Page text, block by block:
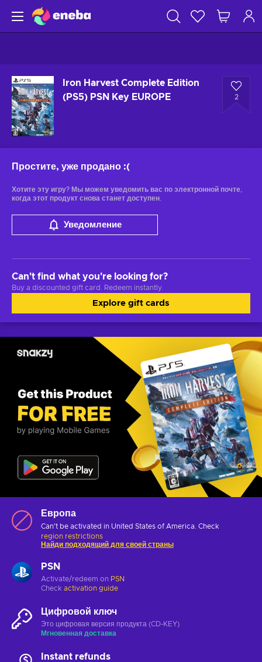
Iron Harvest Complete Edition
(PS5) PSN Key EUROPE
2
Простите, уже продано :(
Хотите эту игру? Мы можем уведомить вас по электронной почте,
когда этот продукт снова станет доступен.
Уведомление
Can't find what you're looking for?
Buy a discounted gift card. Redeem instantly.
Explore gift cards
Европа
Can't be activated in United States of America. Check
region restrictions
Найди подходящий для своей страны
PSN
Activate/redeem on PSN
Check activation guide
Цифровой ключ
Это цифровая версия продукта (CD-KEY)
Мгновенная доставка
Instant refunds